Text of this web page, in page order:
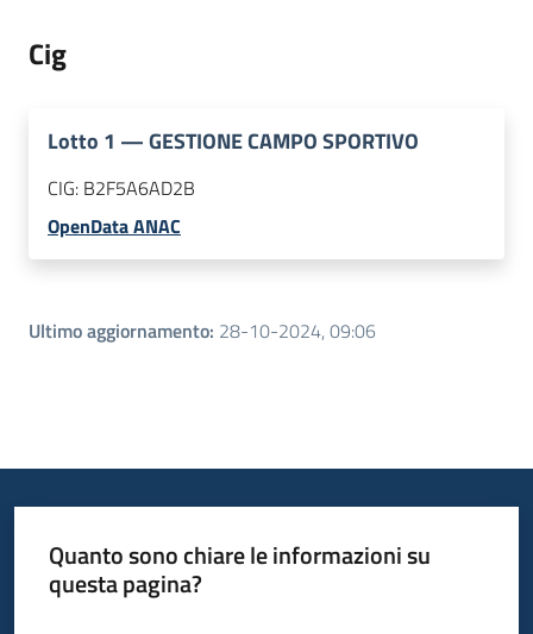
Cig
Lotto 1 —GESTIONE CAMPO SPORTIVO
CIG: B2F5A6AD2B
OpenData ANAC
Ultimo aggiornamento: 28-10-2024, 09:06
Quanto sono chiare le informazioni su
questa pagina?